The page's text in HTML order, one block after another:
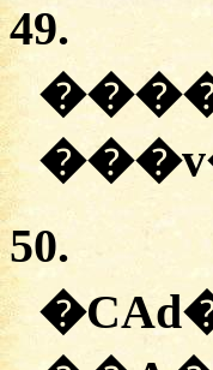
49.
50.
�